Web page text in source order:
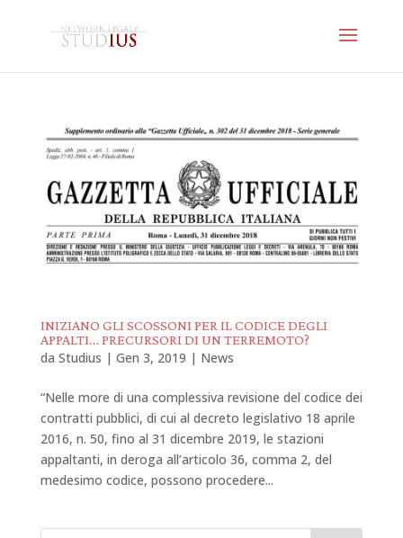
INIZIANO GLI SCOSSONI PER IL CODICE DEGLI
APPALTI… PRECURSORI DI UN TERREMOTO?
da Studius | Gen 3, 2019 | News
“Nelle more di una complessiva revisione del codice dei
contratti pubblici, di cui al decreto legislativo 18 aprile
2016, n. 50, fino al 31 dicembre 2019, le stazioni
appaltanti, in deroga all’articolo 36, comma 2, del
medesimo codice, possono procedere...